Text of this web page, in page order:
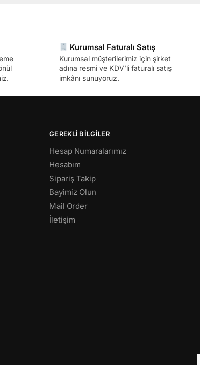
Kurumsal Faturalı Satış
Kurumsal müşterilerimiz için şirket
adına resmi ve KDV’li faturalı satış
imkânı sunuyoruz.
GEREKLİ BİLGİLER
Hesap Numaralarımız
Hesabım
Sipariş Takip
Bayimiz Olun
Mail Order
İletişim